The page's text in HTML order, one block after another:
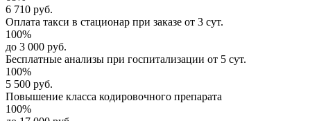
6 710 руб.
Оплата такси в стационар при заказе от 3 сут.
100%
до 3 000 руб.
Бесплатные анализы при госпитализации от 5 сут.
100%
5 500 руб.
Повышение класса кодировочного препарата
100%